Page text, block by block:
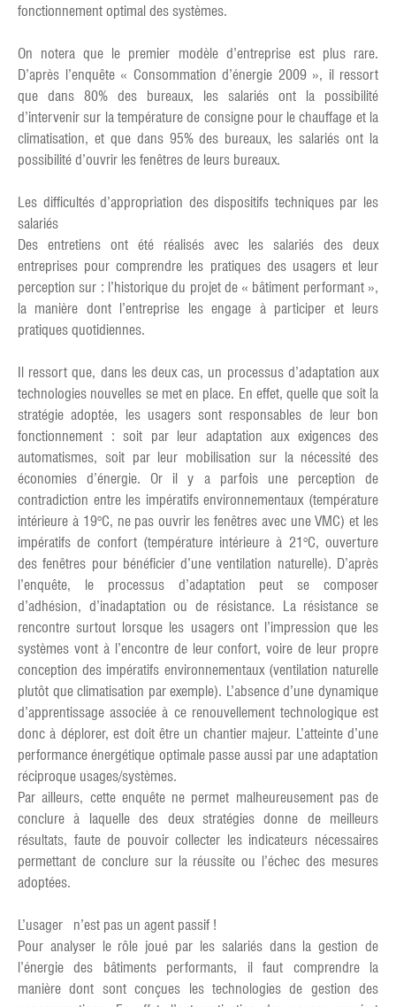
fonctionnement optimal des systèmes.
On notera que le premier modèle d’entreprise est plus rare.
D’après l’enquête « Consommation d’énergie 2009 », il ressort
que dans 80% des bureaux, les salariés ont la possibilité
d’intervenir sur la température de consigne pour le chauffage et la
climatisation, et que dans 95% des bureaux, les salariés ont la
possibilité d’ouvrir les fenêtres de leurs bureaux.
Les difficultés d’appropriation des dispositifs techniques par les
salariés
Des entretiens ont été réalisés avec les salariés des deux
entreprises pour comprendre les pratiques des usagers et leur
perception sur : l’historique du projet de « bâtiment performant »,
la manière dont l’entreprise les engage à participer et leurs
pratiques quotidiennes.
Il ressort que, dans les deux cas, un processus d’adaptation aux
technologies nouvelles se met en place. En effet, quelle que soit la
stratégie adoptée, les usagers sont responsables de leur bon
fonctionnement : soit par leur adaptation aux exigences des
automatismes, soit par leur mobilisation sur la nécessité des
économies d’énergie. Or il y a parfois une perception de
contradiction entre les impératifs environnementaux (température
intérieure à 19°C, ne pas ouvrir les fenêtres avec une VMC) et les
impératifs de confort (température intérieure à 21°C, ouverture
des fenêtres pour bénéficier d’une ventilation naturelle). D’après
l’enquête, le processus d’adaptation peut se composer
d’adhésion, d’inadaptation ou de résistance. La résistance se
rencontre surtout lorsque les usagers ont l’impression que les
systèmes vont à l’encontre de leur confort, voire de leur propre
conception des impératifs environnementaux (ventilation naturelle
plutôt que climatisation par exemple). L’absence d’une dynamique
d’apprentissage associée à ce renouvellement technologique est
donc à déplorer, est doit être un chantier majeur. L’atteinte d’une
performance énergétique optimale passe aussi par une adaptation
réciproque usages/systèmes.
Par ailleurs, cette enquête ne permet malheureusement pas de
conclure à laquelle des deux stratégies donne de meilleurs
résultats, faute de pouvoir collecter les indicateurs nécessaires
permettant de conclure sur la réussite ou l’échec des mesures
adoptées.
L’usager n’est pas un agent passif !
Pour analyser le rôle joué par les salariés dans la gestion de
l’énergie des bâtiments performants, il faut comprendre la
manière dont sont conçues les technologies de gestion des